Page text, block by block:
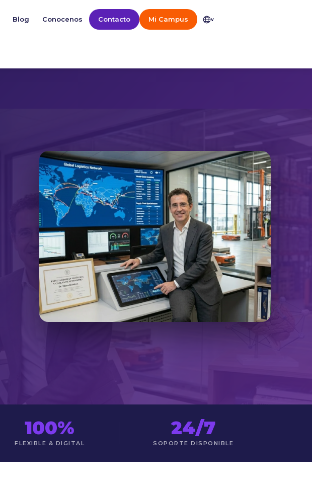
Blog Conocenos Contacto Mi Campus v
100%
FLEXIBLE & DIGITAL
24/7
SOPORTE DISPONIBLE